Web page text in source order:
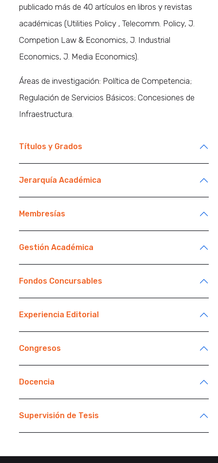
publicado más de 40 artículos en libros y revistas
académicas (Utilities Policy , Telecomm. Policy, J.
Competion Law & Economics, J. Industrial
Economics, J. Media Economics).
Áreas de investigación: Política de Competencia;
Regulación de Servicios Básicos; Concesiones de
Infraestructura.
Títulos y Grados
Jerarquía Académica
Membresías
Gestión Académica
Fondos Concursables
Experiencia Editorial
Congresos
Docencia
Supervisión de Tesis